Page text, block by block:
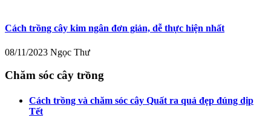
Cách trồng cây kim ngân đơn giản, dễ thực hiện nhất
08/11/2023 Ngọc Thư
Chăm sóc cây trồng
Cách trồng và chăm sóc cây Quất ra quả đẹp đúng dịp
Tết